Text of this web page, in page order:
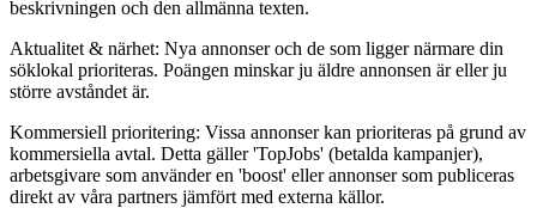
beskrivningen och den allmänna texten.
Aktualitet & närhet: Nya annonser och de som ligger närmare din
söklokal prioriteras. Poängen minskar ju äldre annonsen är eller ju
större avståndet är.
Kommersiell prioritering: Vissa annonser kan prioriteras på grund av
kommersiella avtal. Detta gäller 'TopJobs' (betalda kampanjer),
arbetsgivare som använder en 'boost' eller annonser som publiceras
direkt av våra partners jämfört med externa källor.